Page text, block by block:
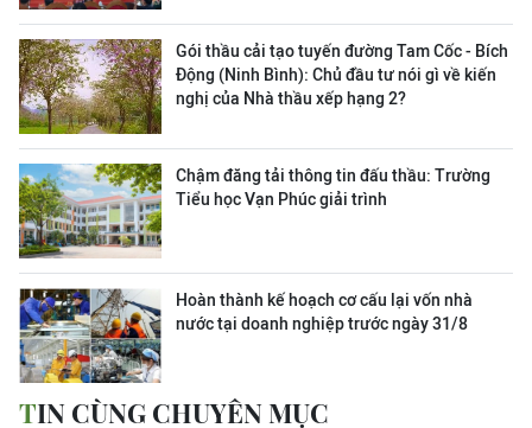
Gói thầu cải tạo tuyến đường Tam Cốc - Bích
Động (Ninh Bình): Chủ đầu tư nói gì về kiến
nghị của Nhà thầu xếp hạng 2?
Chậm đăng tải thông tin đấu thầu: Trường
Tiểu học Vạn Phúc giải trình
Hoàn thành kế hoạch cơ cấu lại vốn nhà
nước tại doanh nghiệp trước ngày 31/8
TIN CÙNG CHUYÊN MỤC